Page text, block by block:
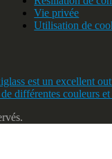
Vie privée
Utilisation de
est un excellent
différentes couleurs et